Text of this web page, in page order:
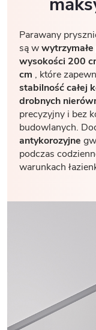
Parawany
są w
wysokości 200
cm , które
stabilność całej
drobnych
precyzyjny i bez
budowlanych.
antykorozyjne
podczas
warunkach